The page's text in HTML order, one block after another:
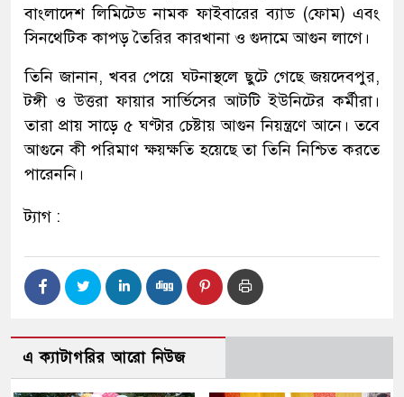
বাংলাদেশ লিমিটেড নামক ফাইবারের ব্যাড (ফোম) এবং
সিনথেটিক কাপড় তৈরির কারখানা ও গুদামে আগুন লাগে।
তিনি জানান, খবর পেয়ে ঘটনাস্থলে ছুটে গেছে জয়দেবপুর,
টঙ্গী ও উত্তরা ফায়ার সার্ভিসের আটটি ইউনিটের কর্মীরা।
তারা প্রায় সাড়ে ৫ ঘণ্টার চেষ্টায় আগুন নিয়ন্ত্রণে আনে। তবে
আগুনে কী পরিমাণ ক্ষয়ক্ষতি হয়েছে তা তিনি নিশ্চিত করতে
পারেননি।
ট্যাগ :
এ ক্যাটাগরির আরো নিউজ